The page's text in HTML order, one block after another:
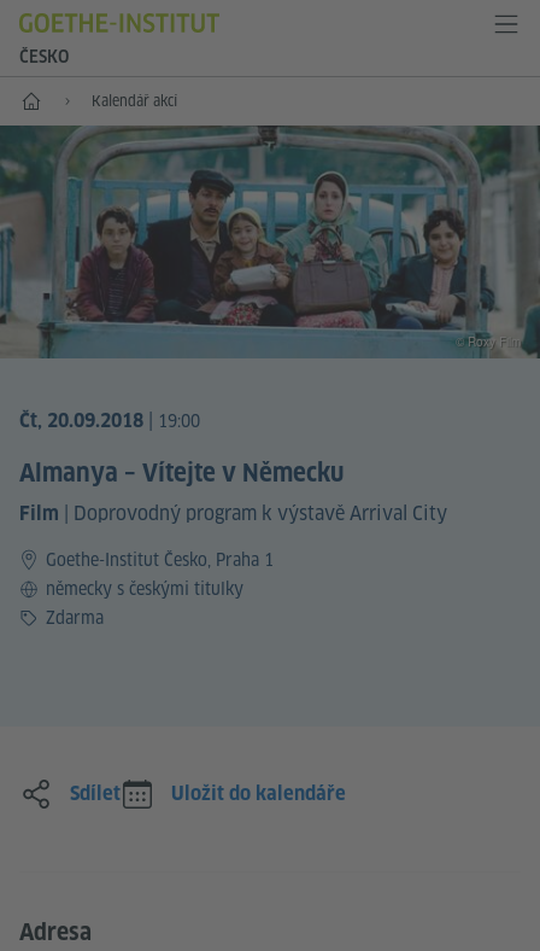
ČESKO
Hlavní stránkaKalendář akcí
Čt, 20.09.2018 19:00
Almanya – Vítejte v Německu
Film | Doprovodný program k výstavě Arrival City
Goethe-Institut Česko, Praha 1
Jazykněmecky s českými titulky
VstupZdarma
© Roxy Film
Sdílet Uložit do kalendáře
Adresa